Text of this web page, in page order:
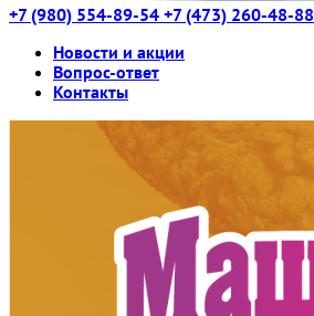
+7 (980) 554-89-54 +7 (473) 260-48-88
Новости и акции
Вопрос-ответ
Контакты